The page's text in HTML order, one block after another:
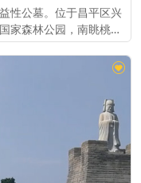
性公墓。位于昌平区兴
家森林公园，南眺桃峪
东向西静静流淌。